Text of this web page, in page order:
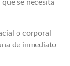
que se necesita
o corporal
de inmediato